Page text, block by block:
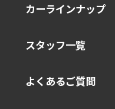
カーラインナップ
スタッフ一覧
よくあるご質問